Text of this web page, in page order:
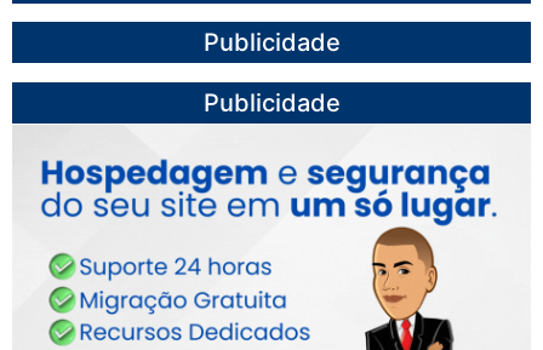
Publicidade
Publicidade